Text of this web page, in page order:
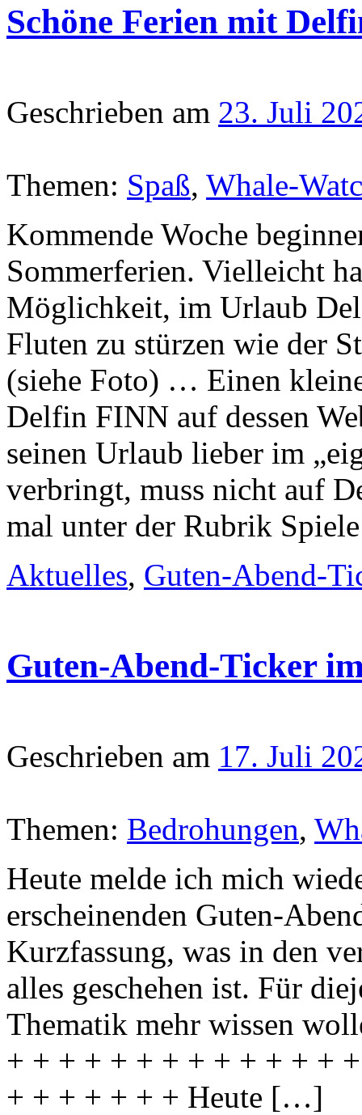
Schöne Ferien mit
Geschrieben am 23. Juli
Themen: Spaß, Whale-
Kommende Woche
Sommerferien. Vielleicht
Möglichkeit, im Urlaub
Fluten zu stürzen wie der
(siehe Foto) … Einen
Delfin FINN auf dessen
seinen Urlaub lieber im
verbringt, muss nicht auf
mal unter der Rubrik
Aktuelles, Guten-Abend-
Guten-Abend-Ticker
Geschrieben am 17. Juli
Themen: Bedrohungen,
Heute melde ich mich
erscheinenden Guten-
Kurzfassung, was in den
alles geschehen ist. Für
Thematik mehr wissen
+ + + + + + + + + + + + +
+ + + + + + + Heute […]